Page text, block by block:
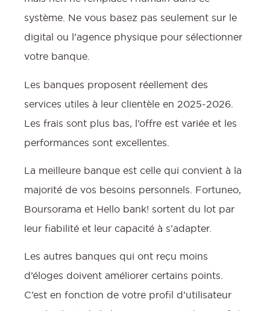
système. Ne vous basez pas seulement sur le
digital ou l’agence physique pour sélectionner
votre banque.
Les banques proposent réellement des
services utiles à leur clientèle en 2025-2026.
Les frais sont plus bas, l’offre est variée et les
performances sont excellentes.
La meilleure banque est celle qui convient à la
majorité de vos besoins personnels. Fortuneo,
Boursorama et Hello bank! sortent du lot par
leur fiabilité et leur capacité à s’adapter.
Les autres banques qui ont reçu moins
d’éloges doivent améliorer certains points.
C’est en fonction de votre profil d’utilisateur